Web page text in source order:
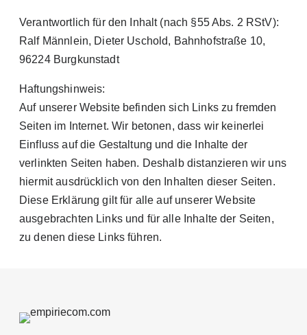
Verantwortlich für den Inhalt (nach §55 Abs. 2 RStV):
Ralf Männlein, Dieter Uschold, Bahnhofstraße 10,
96224 Burgkunstadt
Haftungshinweis:
Auf unserer Website befinden sich Links zu fremden
Seiten im Internet. Wir betonen, dass wir keinerlei
Einfluss auf die Gestaltung und die Inhalte der
verlinkten Seiten haben. Deshalb distanzieren wir uns
hiermit ausdrücklich von den Inhalten dieser Seiten.
Diese Erklärung gilt für alle auf unserer Website
ausgebrachten Links und für alle Inhalte der Seiten,
zu denen diese Links führen.